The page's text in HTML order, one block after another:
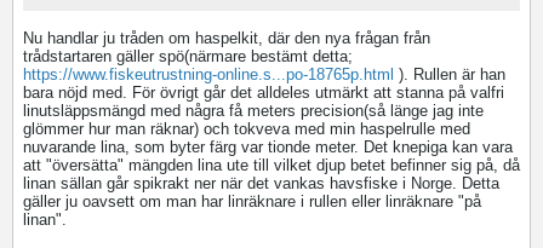
Nu handlar ju tråden om haspelkit, där den nya frågan från
trådstartaren gäller spö(närmare bestämt detta;
https://www.fiskeutrustning-online.s...po-18765p.html ). Rullen är han
bara nöjd med. För övrigt går det alldeles utmärkt att stanna på valfri
linutsläppsmängd med några få meters precision(så länge jag inte
glömmer hur man räknar) och tokveva med min haspelrulle med
nuvarande lina, som byter färg var tionde meter. Det knepiga kan vara
att "översätta" mängden lina ute till vilket djup betet befinner sig på, då
linan sällan går spikrakt ner när det vankas havsfiske i Norge. Detta
gäller ju oavsett om man har linräknare i rullen eller linräknare "på
linan".